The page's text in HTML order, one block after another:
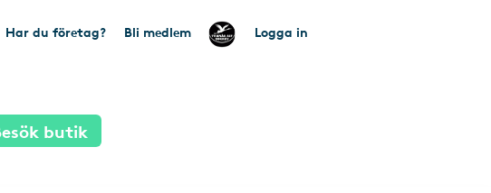
Har du företag? Bli medlem Logga in
butik